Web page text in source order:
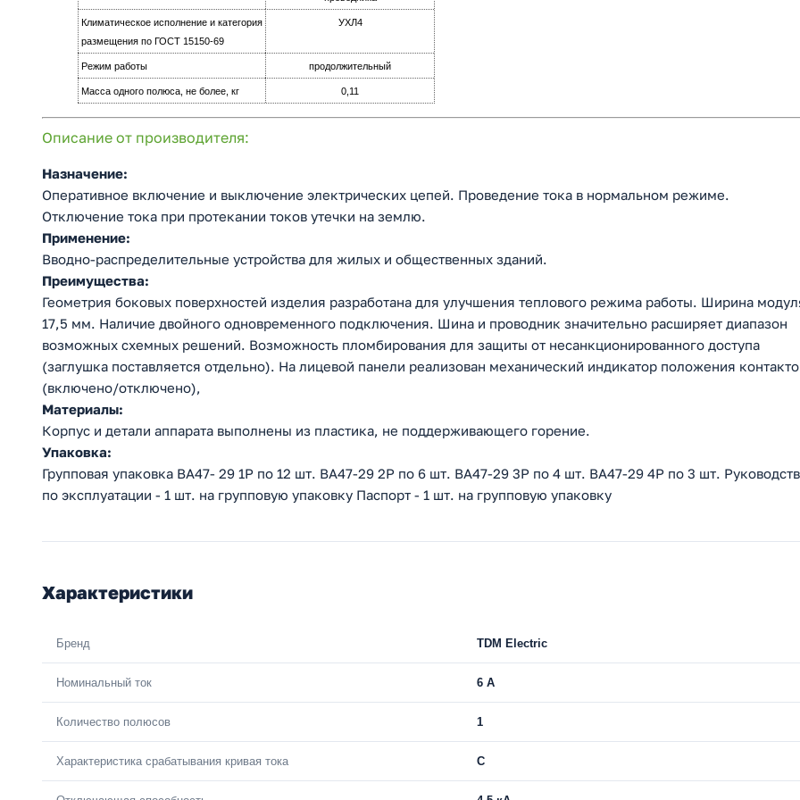
Климатическое исполнение и категория
размещения по ГОСТ 15150-69
УХЛ4
Режим работы продолжительный
Масса одного полюса, не более, кг 0,11
Описание от производителя:
Назначение:
Оперативное включение и выключение электрических цепей. Проведение тока в нормальном режиме.
Отключение тока при протекании токов утечки на землю.
Применение:
Вводно-распределительные устройства для жилых и общественных зданий.
Преимущества:
Геометрия боковых поверхностей изделия разработана для улучшения теплового режима работы. Ширина
17,5 мм. Наличие двойного одновременного подключения. Шина и проводник значительно расширяет диапазон
возможных схемных решений. Возможность пломбирования для защиты от несанкционированного доступа
(заглушка поставляется отдельно). На лицевой панели реализован механический индикатор положения
(включено/отключено),
Материалы:
Корпус и детали аппарата выполнены из пластика, не поддерживающего горение.
Упаковка:
Групповая упаковка ВА47- 29 1Р по 12 шт. ВА47-29 2Р по 6 шт. ВА47-29 3Р по 4 шт. ВА47-29 4Р по 3 шт.
по эксплуатации - 1 шт. на групповую упаковку Паспорт - 1 шт. на групповую упаковку
Характеристики
Бренд TDM Electric
Номинальный ток 6 A
Количество полюсов 1
Характеристика срабатывания кривая тока C